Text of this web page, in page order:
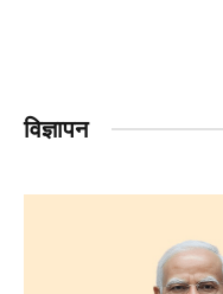
विज्ञापन